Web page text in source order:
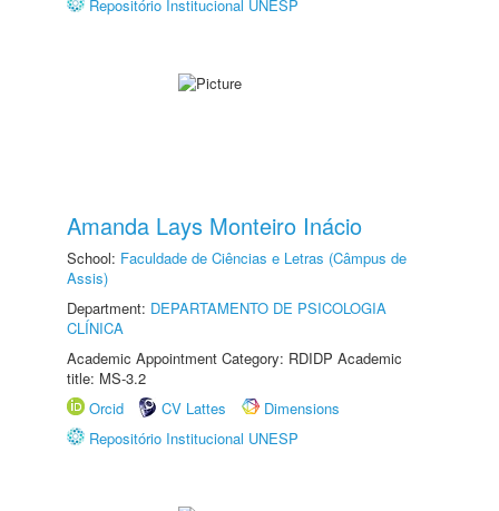
Repositório Institucional UNESP
Amanda Lays Monteiro Inácio
School: Faculdade de Ciências e Letras (Câmpus de
Assis)
Department: DEPARTAMENTO DE PSICOLOGIA
CLÍNICA
Academic Appointment Category: RDIDP Academic
title: MS-3.2
Orcid
CV Lattes
Dimensions
Repositório Institucional UNESP